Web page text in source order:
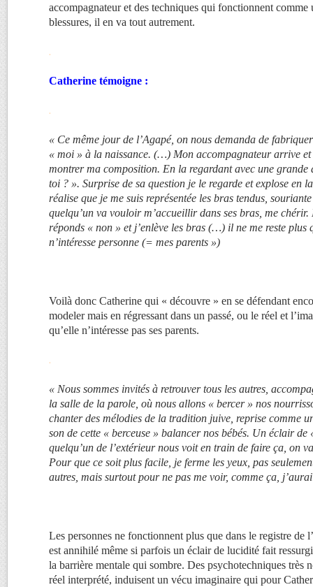
accompagnateur et des techniques qui fonctionnent comme
blessures, il en va tout autrement.
.
Catherine témoigne :
.
« Ce même jour de l’Agapé, on nous demanda de
« moi » à la naissance. (…) Mon accompagnateur arrive et
montrer ma composition. En la regardant avec une grande
toi ? ». Surprise de sa question je le regarde et explose en
réalise que je me suis représentée les bras tendus,
quelqu’un va vouloir m’accueillir dans ses bras, me chérir.
réponds « non » et j’enlève les bras (…) il ne me reste plus
n’intéresse personne (= mes parents »)
Voilà donc Catherine qui « découvre » en se défendant
modeler mais en régressant dans un passé, ou le réel et
qu’elle n’intéresse pas ses parents.
.
« Nous sommes invités à retrouver tous les autres,
la salle de la parole, où nous allons « bercer » nos
chanter des mélodies de la tradition juive, reprise comme
son de cette « berceuse » balancer nos bébés. Un éclair
quelqu’un de l’extérieur nous voit en train de faire ça, on
Pour que ce soit plus facile, je ferme les yeux, pas
autres, mais surtout pour ne pas me voir, comme ça,
Les personnes ne fonctionnent plus que dans le registre de
est annihilé même si parfois un éclair de lucidité fait
la barrière mentale qui sombre. Des psychotechniques très
réel interprété, induisent un vécu imaginaire qui pour